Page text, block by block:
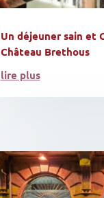
Un déjeuner sain et
Château Brethous
lire plus